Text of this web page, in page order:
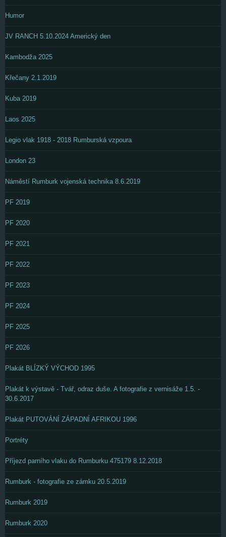
Humor
JV RANCH 5.10.2024 Americký den
Kambodža 2025
Křečany 2.1.2019
Kuba 2019
Laos 2025
Legio vlak 1918 - 2018 Rumburská vzpoura
London 23
Náměstí Rumburk vojenská technika 8.6.2019
PF 2019
PF 2020
PF 2021
PF 2022
PF 2023
PF 2024
PF 2025
PF 2026
Plakát BLÍZKÝ VÝCHOD 1995
Plakát k výstavě - Tvář, odraz duše. A fotografie z vernisáže 1.5. -
30.6.2017
Plakát PUTOVÁNÍ ZÁPADNÍ AFRIKOU 1996
Portréty
Příjezd parního vlaku do Rumburku 475179 8.12.2018
Rumburk - fotografie ze zámku 20.5.2019
Rumburk 2019
Rumburk 2020